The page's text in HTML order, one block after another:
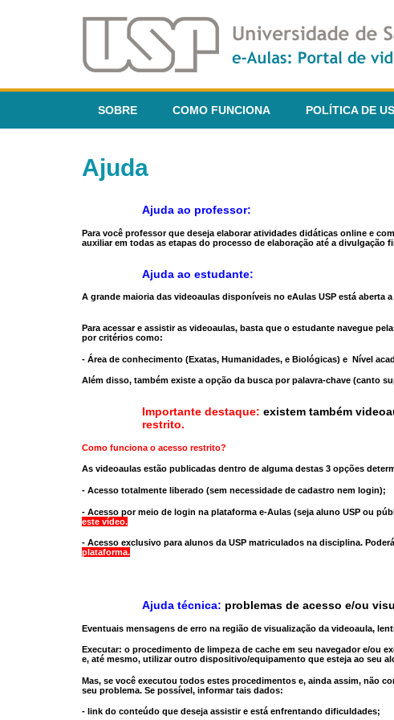
SOBRE COMO FUNCIONA POLÍTICA DE
Ajuda
Ajuda ao professor:
Para você professor que deseja elaborar atividades didáticas online e
auxiliar em todas as etapas do processo de elaboração até a divulgação
Ajuda ao estudante:
A grande maioria das videoaulas disponíveis no eAulas USP está aberta
Para acessar e assistir as videoaulas, basta que o estudante navegue
por critérios como:
- Área de conhecimento (Exatas, Humanidades, e Biológicas) e Nível
Além disso, também existe a opção da busca por palavra-chave (canto
Importante destaque: existem também
restrito.
Como funciona o acesso restrito?
As videoaulas estão publicadas dentro de alguma destas 3 opções
- Acesso totalmente liberado (sem necessidade de cadastro nem login);
- Acesso por meio de login na plataforma e-Aulas (seja aluno USP ou
este vídeo.
- Acesso exclusivo para alunos da USP matriculados na disciplina.
plataforma.
Ajuda técnica: problemas de acesso e/ou
Eventuais mensagens de erro na região de visualização da videoaula,
Executar: o procedimento de limpeza de cache em seu navegador e/ou
e, até mesmo, utilizar outro dispositivo/equipamento que esteja ao seu
Mas, se você executou todos estes procedimentos e, ainda assim, não
seu problema. Se possível, informar tais dados:
- link do conteúdo que deseja assistir e está enfrentando dificuldades;